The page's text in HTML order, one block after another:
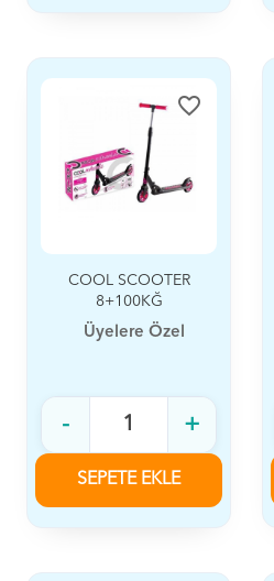
favorite_border
COOL SCOOTER
8+100KĞ
Üyelere Özel
- +
SEPETE EKLE